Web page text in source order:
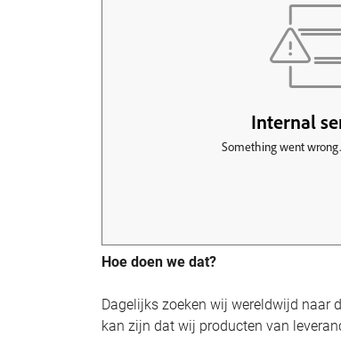
Hoe doen we dat?
Dagelijks zoeken wij wereldwijd naar
kan zijn dat wij producten van